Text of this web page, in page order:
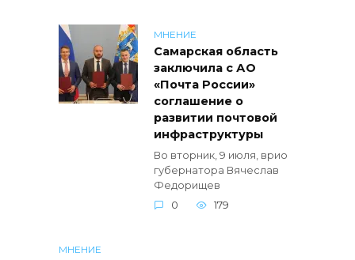
МНЕНИЕ
Самарская область
заключила с АО
«Почта России»
соглашение о
развитии почтовой
инфраструктуры
Во вторник, 9 июля, врио
губернатора Вячеслав
Федорищев
0
179
МНЕНИЕ